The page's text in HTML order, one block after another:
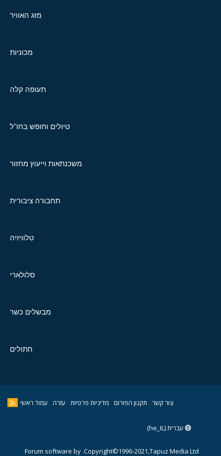
מזג האוויר
מכוניות
תעופה קלה
טיולים וחופש בחו"ל
משכנתאות וייעוץ מחזור
תחבורה ציבורית
טלוויזיה
סלולארי
מבשלים כשר
חתולים
צור קשר תקנון הפורום מדיניות פרטיות עזרה עמוד ראשי
עברית (he_IL)
Copyright©1996-2021,Tapuz Media Ltd.
Forum software by